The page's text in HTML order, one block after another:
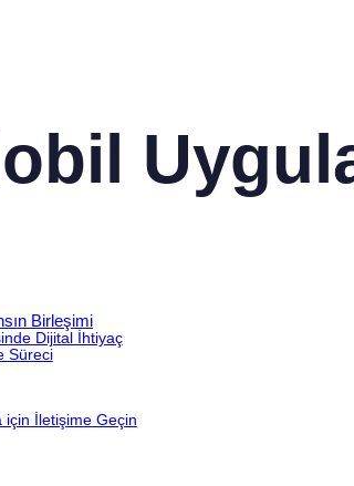
Birleşimi
Dijital İhtiyaç
Süreci
için İletişime Geçin